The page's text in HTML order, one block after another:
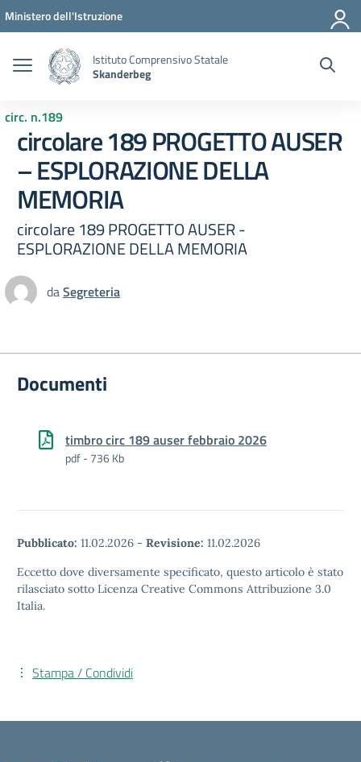
Vai ai contenuti
Vai al menu di navigazione
Vai al footer
Ministero dell'Istruzione
Istituto Comprensivo Statale
Skanderbeg
circ. n.189
circolare 189 PROGETTO AUSER
– ESPLORAZIONE DELLA
MEMORIA
circolare 189 PROGETTO AUSER -
ESPLORAZIONE DELLA MEMORIA
daSegreteria
Documenti
timbro circ 189 auser febbraio 2026
pdf - 736 Kb
Pubblicato: 11.02.2026 - Revisione: 11.02.2026
Eccetto dove diversamente specificato, questo articolo è stato
rilasciato sotto Licenza Creative Commons Attribuzione 3.0
Italia.
Stampa / Condividi